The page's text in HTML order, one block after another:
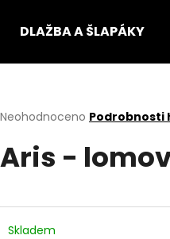
DLAŽBA A ŠLAPÁKY
Průměrné
produktu
je
5
hvězdiček.
Neohodnoceno Podrobnosti
Aris -
Skladem
HLEDAT